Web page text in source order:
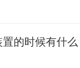
的时候有什么